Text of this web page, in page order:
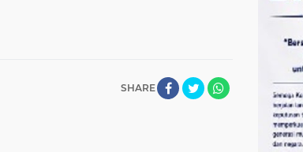
SHARE